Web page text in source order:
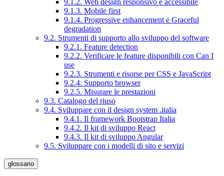
9.1.2. Web design responsivo e accessibile
9.1.3. Mobile first
9.1.4. Progressive enhancement e Graceful
degradation
9.2. Strumenti di supporto allo sviluppo del software
9.2.1. Feature detection
9.2.2. Verificare le feature disponibili con Can I
use
9.2.3. Strumenti e risorse per CSS e JavaScript
9.2.4. Supporto browser
9.2.5. Misurare le prestazioni
9.3. Catalogo del riuso
9.4. Sviluppare con il design system .italia
9.4.1. Il framework Bootstrap Italia
9.4.2. Il kit di sviluppo React
9.4.3. Il kit di sviluppo Angular
9.5. Sviluppare con i modelli di sito e servizi
glossario